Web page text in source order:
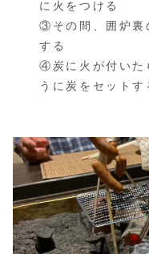
に火をつける
③その間、囲炉裏
する
④炭に火が付いた
うに炭をセットす